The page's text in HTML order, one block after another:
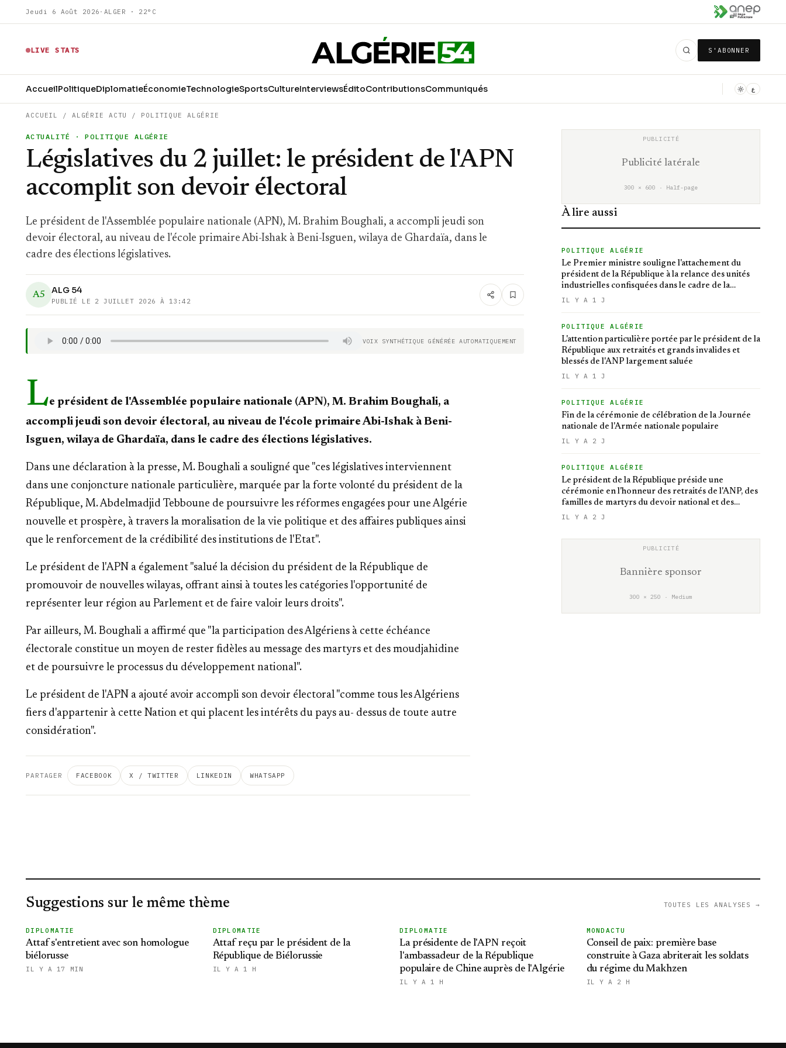
Jeudi 6 Août 2026 · ALGER · 22°C
LIVE STATS S'ABONNER
AccueilPolitiqueDiplomatieÉconomieTechnologieSportsCultureInterviewsÉditoContributionsCommuniqués ع
ACCUEIL / ALGÉRIE ACTU / POLITIQUE ALGÉRIE
ACTUALITÉ · POLITIQUE ALGÉRIE
Législatives du 2 juillet: le président de l'APN
accomplit son devoir électoral
Le président de l'Assemblée populaire nationale (APN), M. Brahim Boughali, a accompli jeudi son
devoir électoral, au niveau de l'école primaire Abi-Ishak à Beni-Isguen, wilaya de Ghardaïa, dans le
cadre des élections législatives.
A5 ALG 54
PUBLIÉ LE 2 JUILLET 2026 À 13:42
VOIX SYNTHÉTIQUE GÉNÉRÉE AUTOMATIQUEMENT
Le président de l'Assemblée populaire nationale (APN), M. Brahim Boughali, a
accompli jeudi son devoir électoral, au niveau de l'école primaire Abi-Ishak à Beni-
Isguen, wilaya de Ghardaïa, dans le cadre des élections législatives.
Dans une déclaration à la presse, M. Boughali a souligné que "ces législatives interviennent
dans une conjoncture nationale particulière, marquée par la forte volonté du président de la
République, M. Abdelmadjid Tebboune de poursuivre les réformes engagées pour une Algérie
nouvelle et prospère, à travers la moralisation de la vie politique et des affaires publiques ainsi
que le renforcement de la crédibilité des institutions de l'Etat".
Le président de l'APN a également "salué la décision du président de la République de
promouvoir de nouvelles wilayas, offrant ainsi à toutes les catégories l'opportunité de
représenter leur région au Parlement et de faire valoir leurs droits".
Par ailleurs, M. Boughali a affirmé que "la participation des Algériens à cette échéance
électorale constitue un moyen de rester fidèles au message des martyrs et des moudjahidine
et de poursuivre le processus du développement national".
Le président de l'APN a ajouté avoir accompli son devoir électoral "comme tous les Algériens
fiers d'appartenir à cette Nation et qui placent les intérêts du pays au- dessus de toute autre
considération".
PARTAGER FACEBOOK X / TWITTER LINKEDIN WHATSAPP
Publicité latérale
300 × 600 · Half-page
À lire aussi
POLITIQUE ALGÉRIE
Le Premier ministre souligne l'attachement du
président de la République à la relance des unités
industrielles confisquées dans le cadre de la
récupération des avoirs détournés
IL Y A 1 J
POLITIQUE ALGÉRIE
L'attention particulière portée par le président de la
République aux retraités et grands invalides et
blessés de l'ANP largement saluée
IL Y A 1 J
POLITIQUE ALGÉRIE
Fin de la cérémonie de célébration de la Journée
nationale de l'Armée nationale populaire
IL Y A 2 J
POLITIQUE ALGÉRIE
Le président de la République préside une
cérémonie en l'honneur des retraités de l'ANP, des
familles de martyrs du devoir national et des
invalides dans le cadre de la lutte antiterroriste
IL Y A 2 J
Bannière sponsor
300 × 250 · Medium
Suggestions sur le même thème TOUTES LES ANALYSES →
DIPLOMATIE
Attaf s'entretient avec son homologue
biélorusse
IL Y A 17 MIN
DIPLOMATIE
Attaf reçu par le président de la
République de Biélorussie
IL Y A 1 H
DIPLOMATIE
La présidente de l'APN reçoit
l'ambassadeur de la République
populaire de Chine auprès de l'Algérie
IL Y A 1 H
MONDACTU
Conseil de paix: première base
construite à Gaza abriterait les soldats
du régime du Makhzen
IL Y A 2 H